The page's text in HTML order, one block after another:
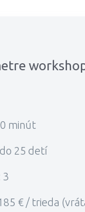
minút
25 detí
3
€ / trieda